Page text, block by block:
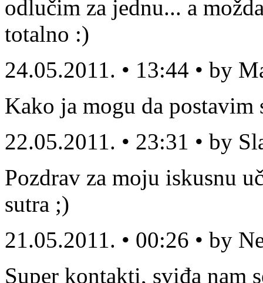
odlučim za jednu... a
totalno :)
24.05.2011. • 13:44 • by
Kako ja mogu da
22.05.2011. • 23:31 • by
Pozdrav za moju iskusnu
sutra ;)
21.05.2011. • 00:26 • by
Super kontakti, sviđa nam